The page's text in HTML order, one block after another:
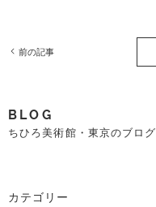
前の記事
BLOG
ちひろ美術館・東京のブログ
カテゴリー